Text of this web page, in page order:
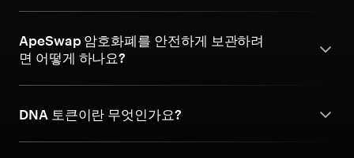
ApeSwap 암호화폐를 안전하게 보관하려
면 어떻게 하나요?
DNA 토큰이란 무엇인가요?